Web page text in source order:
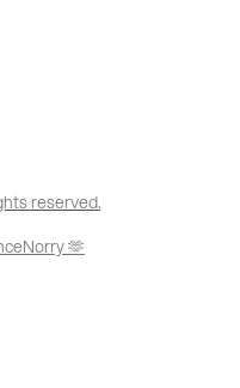
reserved.
🫶